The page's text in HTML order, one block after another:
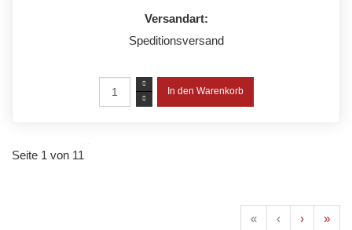
Versandart:
Speditionsversand
Seite 1 von 11
« ‹ › »